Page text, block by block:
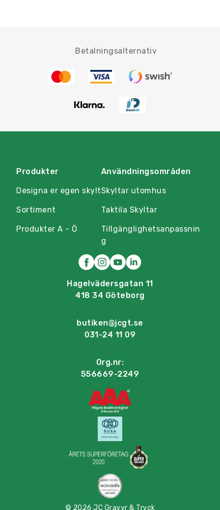
Betalningsalternativ
Produkter
Designa er egen skylt
Sortiment
Produkter A - Ö
Användningsområden
Skyltar utomhus
Taktila Skyltar
Tillgänglighetsanpassnin
g
Hagelvädersgatan 11
418 34 Göteborg
butiken@jcgt.se
031-24 11 09
Org.nr:
556669-2249
© 2026 JC Gravyr & Tryck